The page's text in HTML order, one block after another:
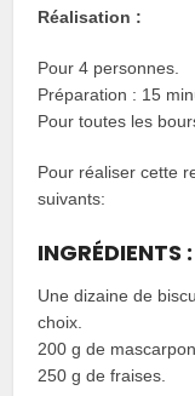
Réalisation :
Pour 4 personnes.
Préparation : 15
Pour toutes les
Pour réaliser cette
suivants:
INGRÉDIENTS :
Une dizaine de
choix.
200 g de
250 g de fraises.